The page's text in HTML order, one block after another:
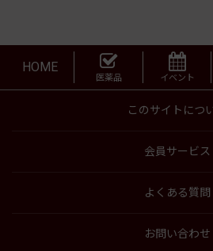
HOME
医薬品 イベント
このサイトにつ
会員サービス
よくある質問
お問い合わせ